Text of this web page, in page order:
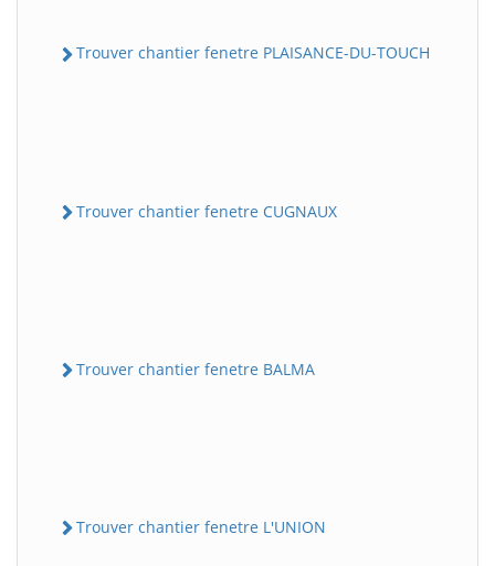
Trouver chantier fenetre PLAISANCE-DU-TOUCH
Trouver chantier fenetre CUGNAUX
Trouver chantier fenetre BALMA
Trouver chantier fenetre L'UNION